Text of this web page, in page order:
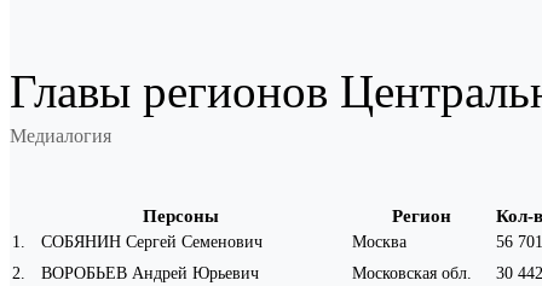
Главы регионов
Медиалогия
Персоны Регион Кол-
1 СОБЯНИН Сергей Семенович Москва
56 701
2
ВОРОБЬЕВ Андрей Юрьевич Московская обл.
30 442